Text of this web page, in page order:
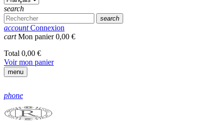
search
search
account Connexion
cart Mon panier0,00 €
Total 0,00 €
Voir mon panier
menu
phone